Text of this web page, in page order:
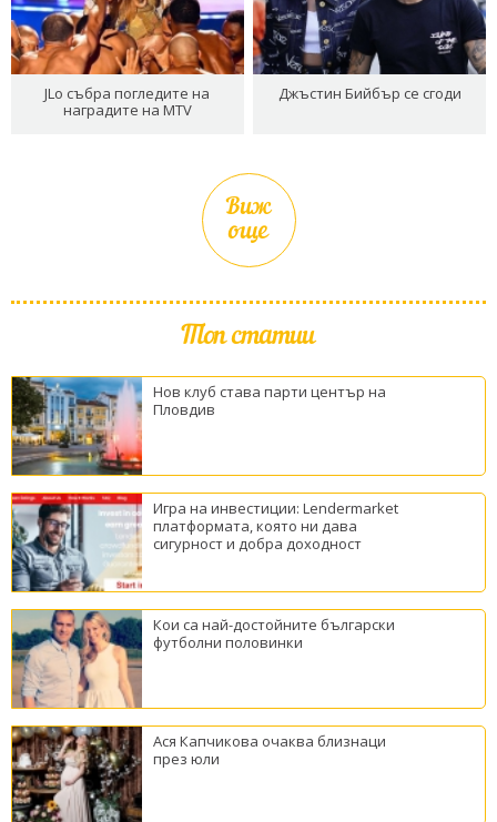
JLo събра погледите на
наградите на MTV
Джъстин Бийбър се сгоди
Виж
още
Топ статии
Нов клуб става парти център на
Пловдив
Игра на инвестиции: Lendermarket
платформата, която ни дава
сигурност и добра доходност
Кои са най-достойните български
футболни половинки
Ася Капчикова очаква близнаци
през юли